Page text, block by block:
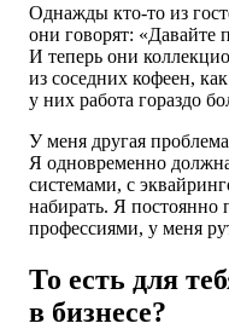
Однажды кто-то из
они говорят: «Давайте
И теперь они
из соседних кофеен,
у них работа гораздо
У меня другая
Я одновременно
системами, с
набирать. Я
профессиями, у меня
То есть для
в бизнесе?